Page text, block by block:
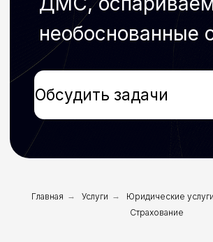
Главная → Услуги → Юридические
Страхование